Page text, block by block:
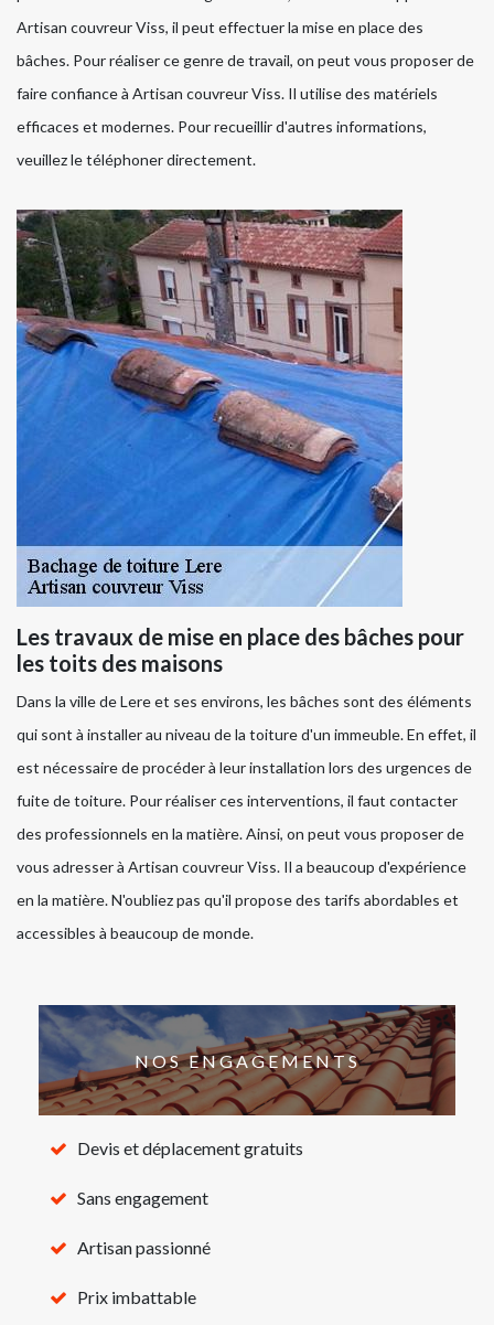
Artisan couvreur Viss, il peut effectuer la mise en place des
bâches. Pour réaliser ce genre de travail, on peut vous proposer de
faire confiance à Artisan couvreur Viss. Il utilise des matériels
efficaces et modernes. Pour recueillir d'autres informations,
veuillez le téléphoner directement.
Les travaux de mise en place des bâches pour
les toits des maisons
Dans la ville de Lere et ses environs, les bâches sont des éléments
qui sont à installer au niveau de la toiture d'un immeuble. En effet, il
est nécessaire de procéder à leur installation lors des urgences de
fuite de toiture. Pour réaliser ces interventions, il faut contacter
des professionnels en la matière. Ainsi, on peut vous proposer de
vous adresser à Artisan couvreur Viss. Il a beaucoup d'expérience
en la matière. N'oubliez pas qu'il propose des tarifs abordables et
accessibles à beaucoup de monde.
NOS ENGAGEMENTS
Devis et déplacement gratuits
Sans engagement
Artisan passionné
Prix imbattable